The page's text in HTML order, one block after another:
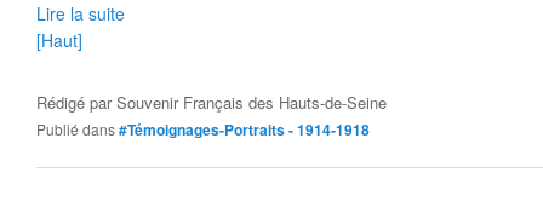
Lire la suite
[Haut]
Rédigé parSouvenir Français des Hauts-de-Seine
Publié dans#Témoignages-Portraits - 1914-1918